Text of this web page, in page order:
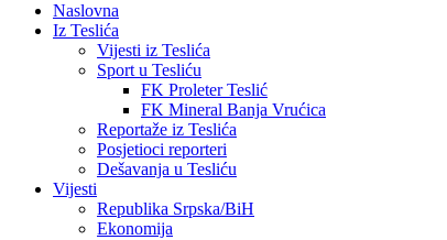
Naslovna
Iz Teslića
Vijesti iz Teslića
Sport u Tesliću
FK Proleter Teslić
FK Mineral Banja Vrućica
Reportaže iz Teslića
Posjetioci reporteri
Dešavanja u Tesliću
Vijesti
Republika Srpska/BiH
Ekonomija